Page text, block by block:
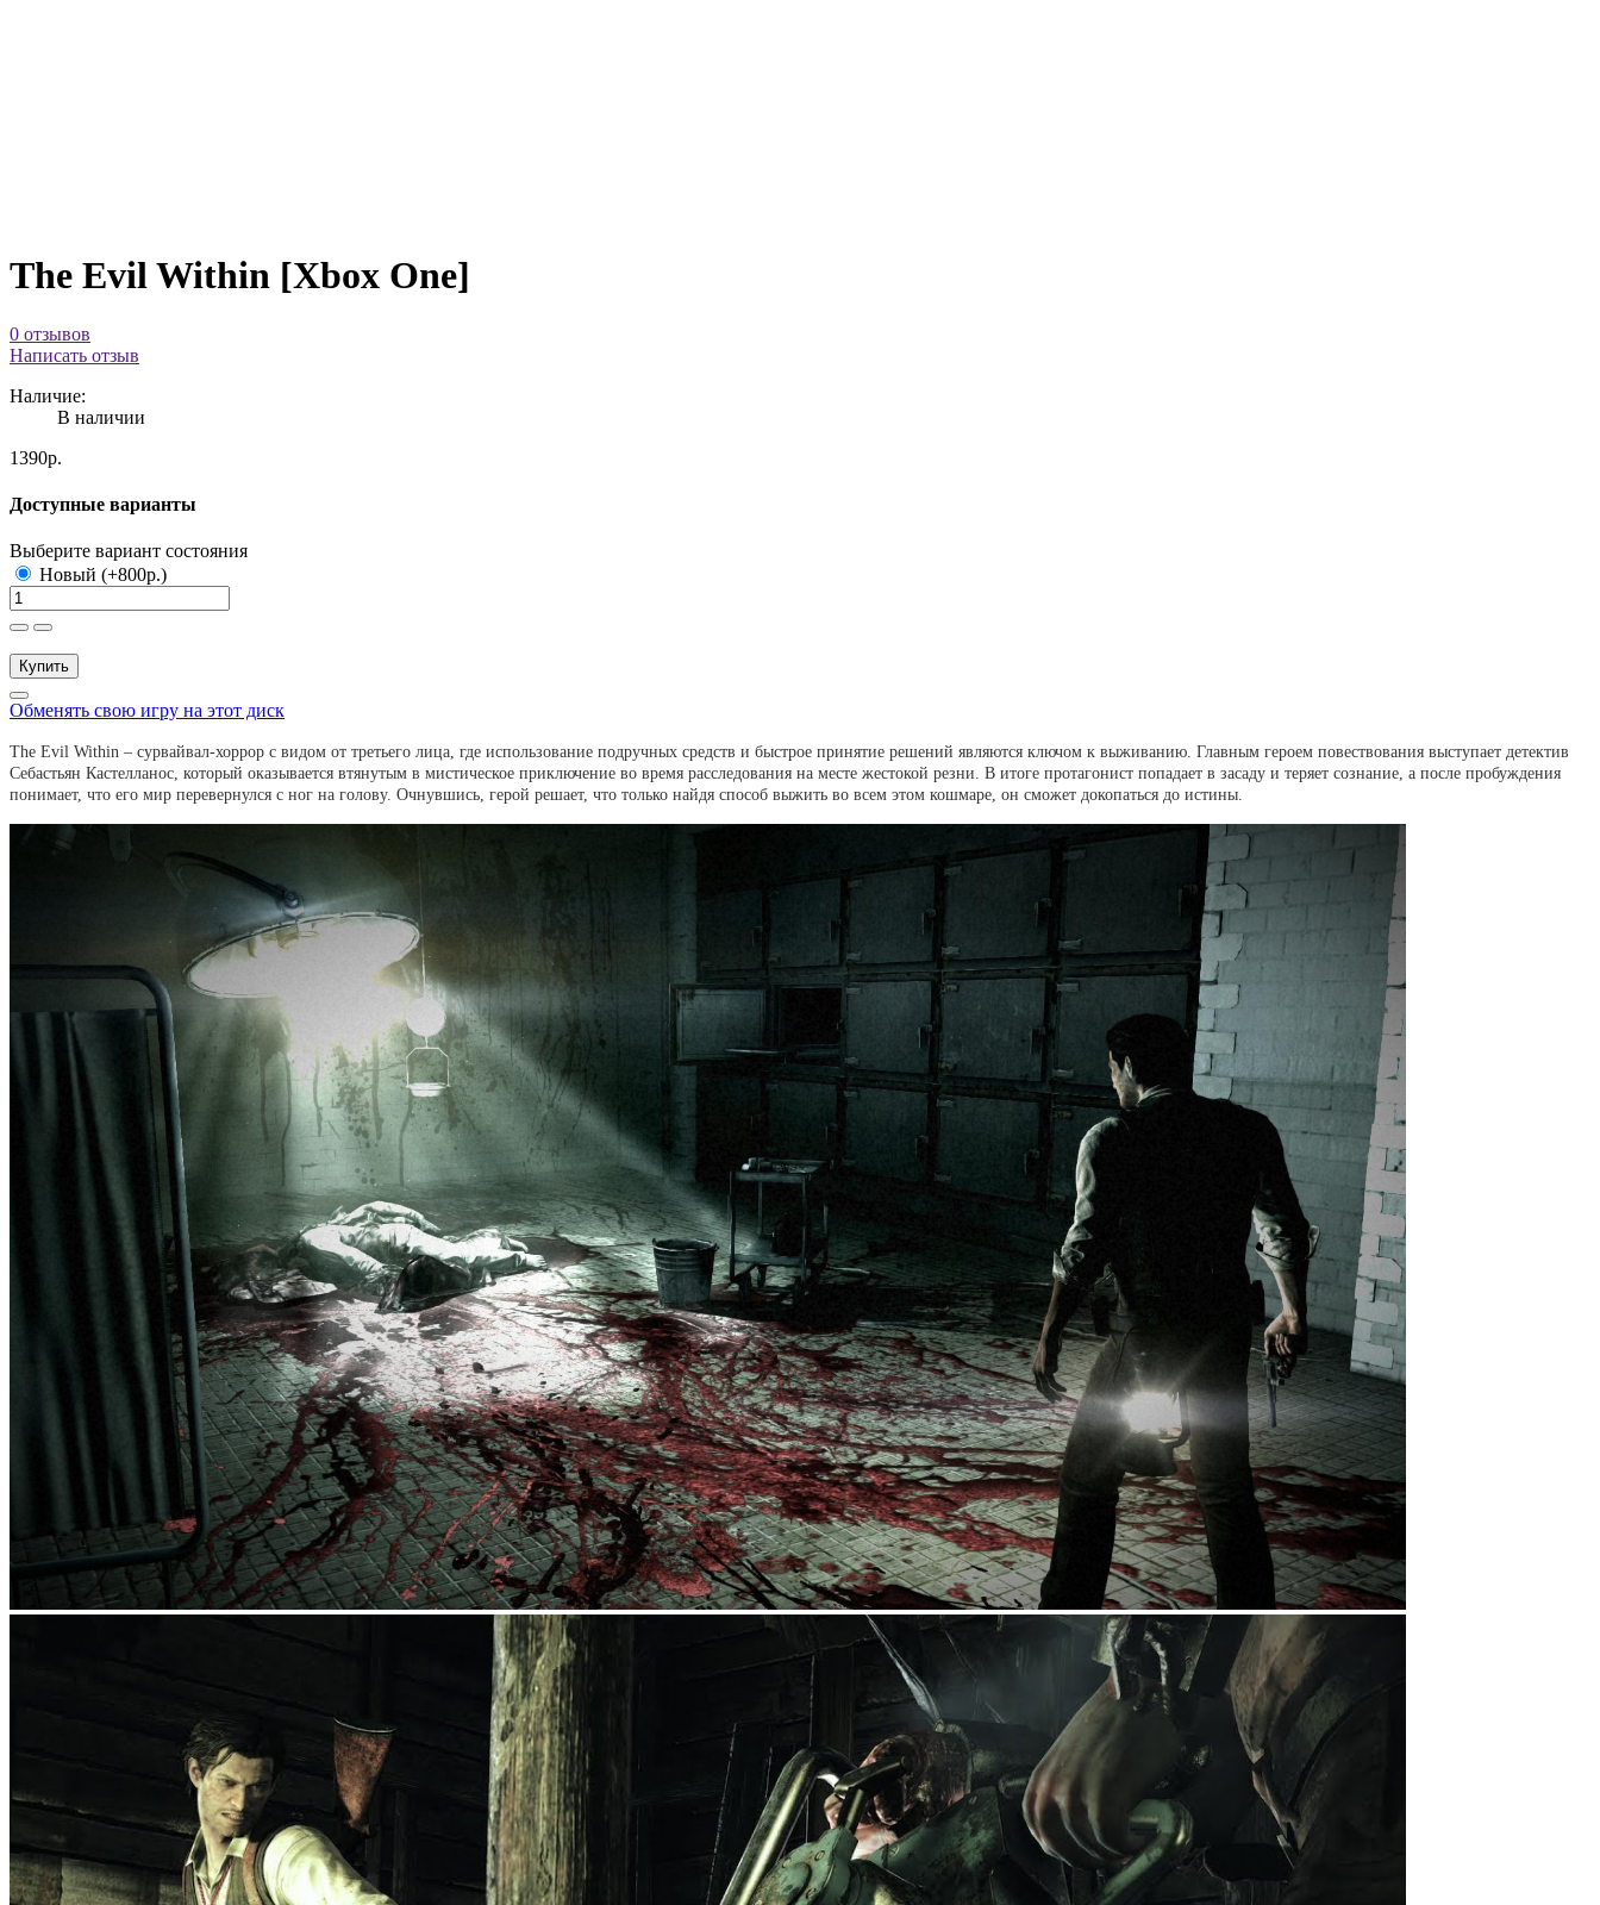
The Evil Within [Xbox One]
0 отзывов
Написать отзыв
Наличие:
В наличии
1390р.
Доступные варианты
Выберите вариант состояния
Новый (+800р.)
Купить
Обменять свою игру на этот диск
The Evil Within – сурвайвал-хоррор с видом от третьего лица, где использование подручных средств и быстрое принятие решений являются ключом к выживанию. Главным героем повествования выступает детектив
Себастьян Кастелланос, который оказывается втянутым в мистическое приключение во время расследования на месте жестокой резни. В итоге протагонист попадает в засаду и теряет сознание, а после пробуждения
понимает, что его мир перевернулся с ног на голову. Очнувшись, герой решает, что только найдя способ выжить во всем этом кошмаре, он сможет докопаться до истины.